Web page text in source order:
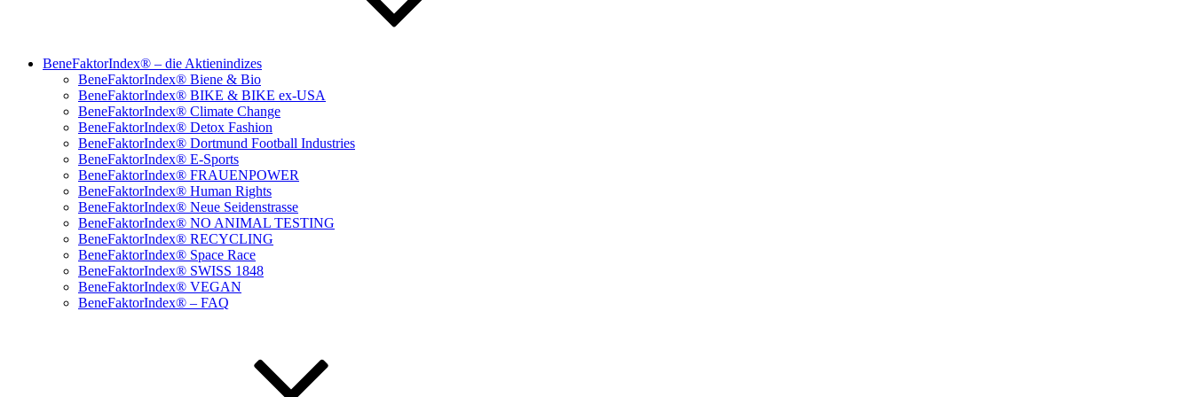
BeneFaktorIndex® – die Aktienindizes
BeneFaktorIndex® Biene & Bio
BeneFaktorIndex® BIKE & BIKE ex-USA
BeneFaktorIndex® Climate Change
BeneFaktorIndex® Detox Fashion
BeneFaktorIndex® Dortmund Football Industries
BeneFaktorIndex® E-Sports
BeneFaktorIndex® FRAUENPOWER
BeneFaktorIndex® Human Rights
BeneFaktorIndex® Neue Seidenstrasse
BeneFaktorIndex® NO ANIMAL TESTING
BeneFaktorIndex® RECYCLING
BeneFaktorIndex® Space Race
BeneFaktorIndex® SWISS 1848
BeneFaktorIndex® VEGAN
BeneFaktorIndex® – FAQ